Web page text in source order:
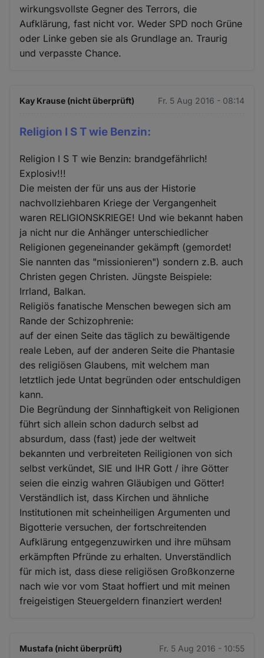
wirkungsvollste Gegner des Terrors, die
Aufklärung, fast nicht vor. Weder SPD noch Grüne
oder Linke geben sie als Grundlage an. Traurig
und verpasste Chance.
Kay Krause (nicht überprüft) Fr. 5 Aug 2016 - 08:14
Religion I S T wie Benzin:
Religion I S T wie Benzin: brandgefährlich!
Explosiv!!!
Die meisten der für uns aus der Historie
nachvollziehbaren Kriege der Vergangenheit
waren RELIGIONSKRIEGE! Und wie bekannt haben
ja nicht nur die Anhänger unterschiedlicher
Religionen gegeneinander gekämpft (gemordet!
Sie nannten das "missionieren") sondern z.B. auch
Christen gegen Christen. Jüngste Beispiele:
Irrland, Balkan.
Religiös fanatische Menschen bewegen sich am
Rande der Schizophrenie:
auf der einen Seite das täglich zu bewältigende
reale Leben, auf der anderen Seite die Phantasie
des religiösen Glaubens, mit welchem man
letztlich jede Untat begründen oder entschuldigen
kann.
Die Begründung der Sinnhaftigkeit von Religionen
führt sich allein schon dadurch selbst ad
absurdum, dass (fast) jede der weltweit
bekannten und verbreiteten Reiligionen von sich
selbst verkündet, SIE und IHR Gott / ihre Götter
seien die einzig wahren Gläubigen und Götter!
Verständlich ist, dass Kirchen und ähnliche
Institutionen mit scheinheiligen Argumenten und
Bigotterie versuchen, der fortschreitenden
Aufklärung entgegenzuwirken und ihre mühsam
erkämpften Pfründe zu erhalten. Unverständlich
für mich ist, dass diese religiösen Großkonzerne
nach wie vor vom Staat hoffiert und mit meinen
freigeistigen Steuergeldern finanziert werden!
Mustafa (nicht überprüft) Fr. 5 Aug 2016 - 10:55